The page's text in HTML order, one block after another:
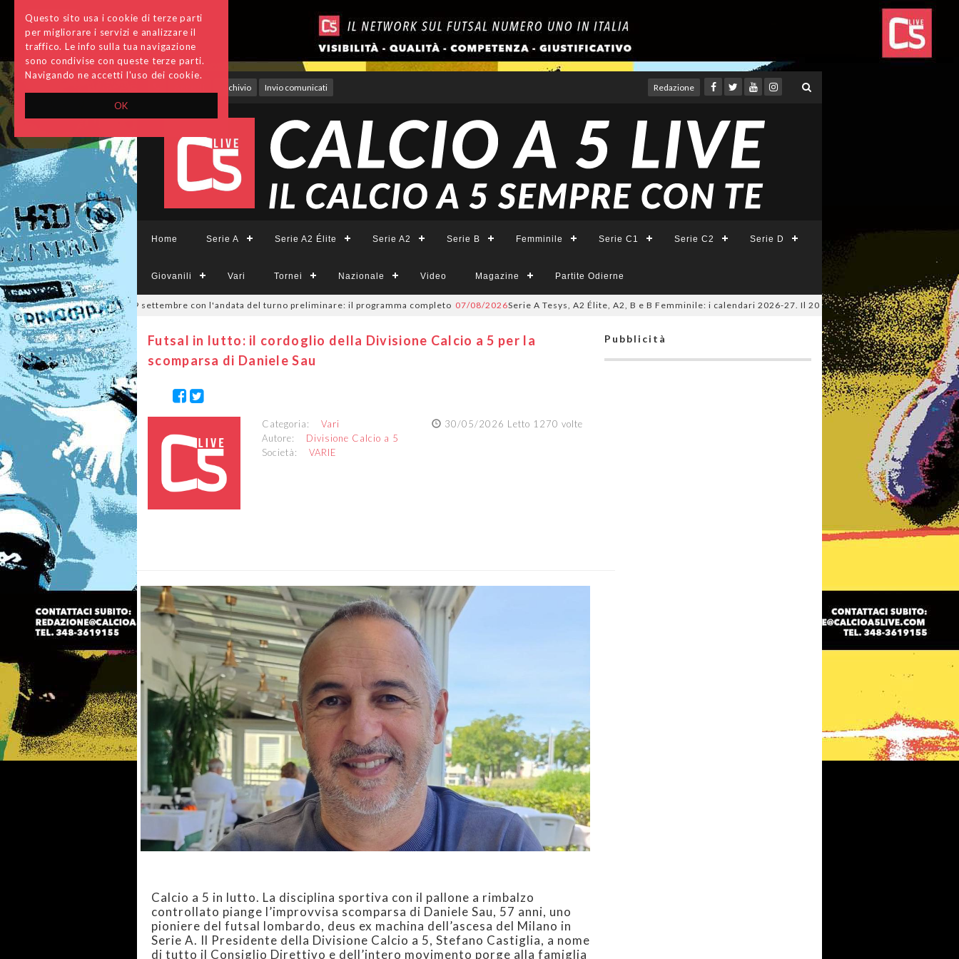
OK
Questo sito usa i cookie di terze parti
per migliorare i servizi e analizzare il
traffico. Le info sulla tua navigazione
sono condivise con queste terze parti.
Navigando ne accetti l'uso dei cookie.
Archivio Invio comunicati Redazione
Home Serie A Serie A2 Élite Serie A2 Serie B Femminile Serie C1 Serie C2 Serie D
Giovanili Vari Tornei Nazionale Video Magazine Partite Odierne
Divisione, si parte il 19 settembre con l'andata del turno preliminare: il programma completo 07/08/2026Serie A Tesys, A2 Élite, A2, B e B Femminile: i calendari 2026-27. Il 20 agosto la presentazione della Serie A
Futsal in lutto: il cordoglio della Divisione Calcio a 5 per la
scomparsa di Daniele Sau
30/05/2026 Letto 1270 volte
Categoria: Vari
Autore: Divisione Calcio a 5
Società: VARIE
Calcio a 5 in lutto. La disciplina sportiva con il pallone a rimbalzo
controllato piange l’improvvisa scomparsa di Daniele Sau, 57 anni, uno
pioniere del futsal lombardo, deus ex machina dell’ascesa del Milano in
Serie A. Il Presidente della Divisione Calcio a 5, Stefano Castiglia, a nome
di tutto il Consiglio Direttivo e dell’intero movimento porge alla famiglia
Pubblicità